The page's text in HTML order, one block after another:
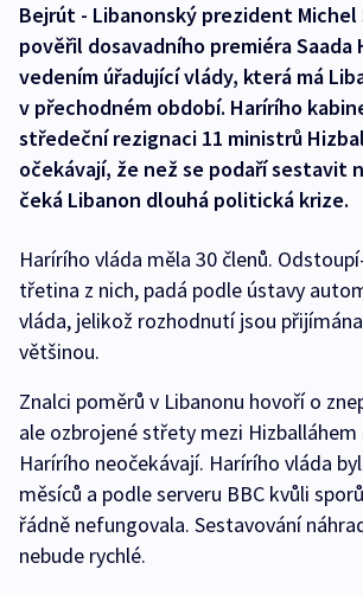
Bejrút - Libanonský prezident Michel
pověřil dosavadního premiéra Saada
vedením úřadující vlády, která má
v přechodném období. Harírího
středeční rezignaci 11 ministrů
očekávají, že než se podaří sestavit
čeká Libanon dlouhá politická krize.
Harírího vláda měla 30 členů.
třetina z nich, padá podle ústavy
vláda, jelikož rozhodnutí jsou
většinou.
Znalci poměrů v Libanonu hovoří o
ale ozbrojené střety mezi
Harírího neočekávají. Harírího vláda
měsíců a podle serveru BBC kvůli
řádně nefungovala. Sestavování
nebude rychlé.